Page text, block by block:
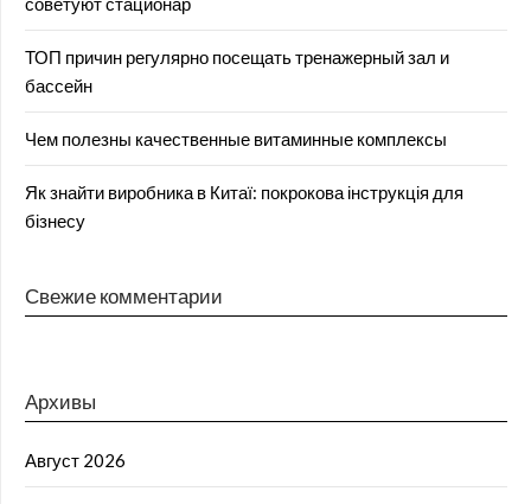
ТОП причин регулярно посещать тренажерный зал и
бассейн
Чем полезны качественные витаминные комплексы
Як знайти виробника в Китаї: покрокова інструкція для
бізнесу
Свежие комментарии
Архивы
Август 2026